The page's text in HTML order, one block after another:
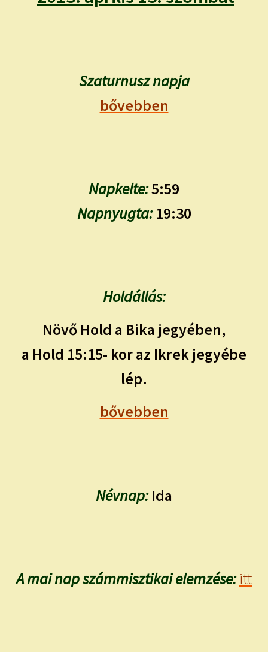
IRATKOZZ FEL A VIDEÓ CSATORNÁNKRA!
TAROT ELEMZÉS MEGRENDELÉSE LIMITÁLT!
Szaturnusz napja
bővebben
Napkelte:5:59
Napnyugta:19:30
Holdállás:
Növő Hold a Bika jegyében,
a Hold 15:15- kor az Ikrek jegyébe
lép.
bővebben
Névnap:Ida
A mai nap számmisztikai elemzése: itt